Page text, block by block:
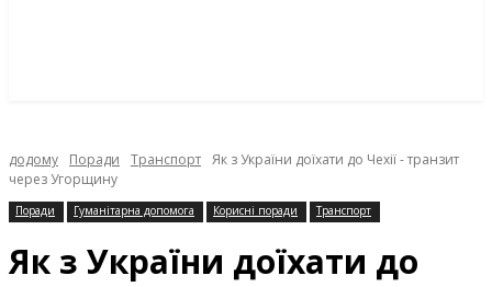
додому Поради Транспорт Як з України доїхати до Чехії - транзит
через Угорщину
Поради Гуманітарна допомога Корисні поради Транспорт
Як з України доїхати до